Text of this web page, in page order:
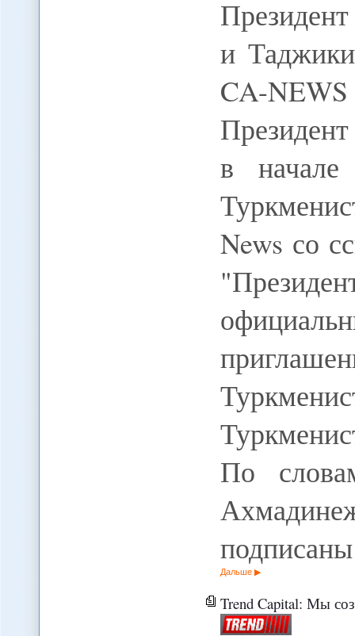
и
CA-
в
News со
По
Дальше
Trend Capital: Мы создали